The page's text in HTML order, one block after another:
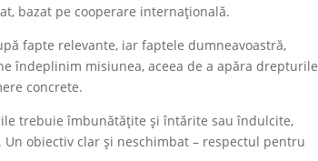
bazat pe cooperare internațională.
fapte relevante, iar faptele dumneavoastră,
îndeplinim misiunea, aceea de a apăra drepturile
concrete.
trebuie îmbunătățite și întărite sau îndulcite,
obiectiv clar și neschimbat – respectul pentru